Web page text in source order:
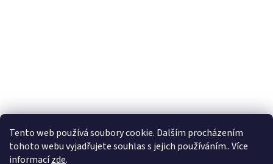
Tento web používá soubory cookie. Dalším procházením
tohoto webu vyjadřujete souhlas s jejich používáním.. Více
informacízde.